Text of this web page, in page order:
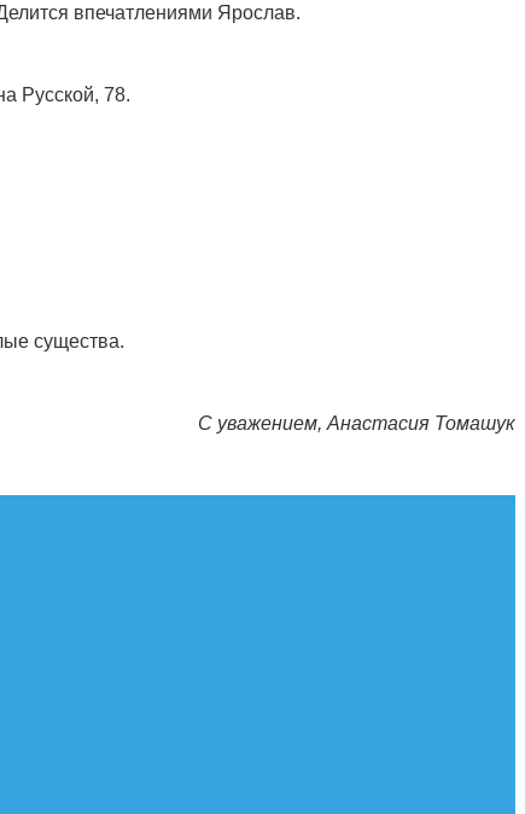
впечатлениями Ярослав.
Русской, 78.
существа.
С уважением, Анастасия Томашук